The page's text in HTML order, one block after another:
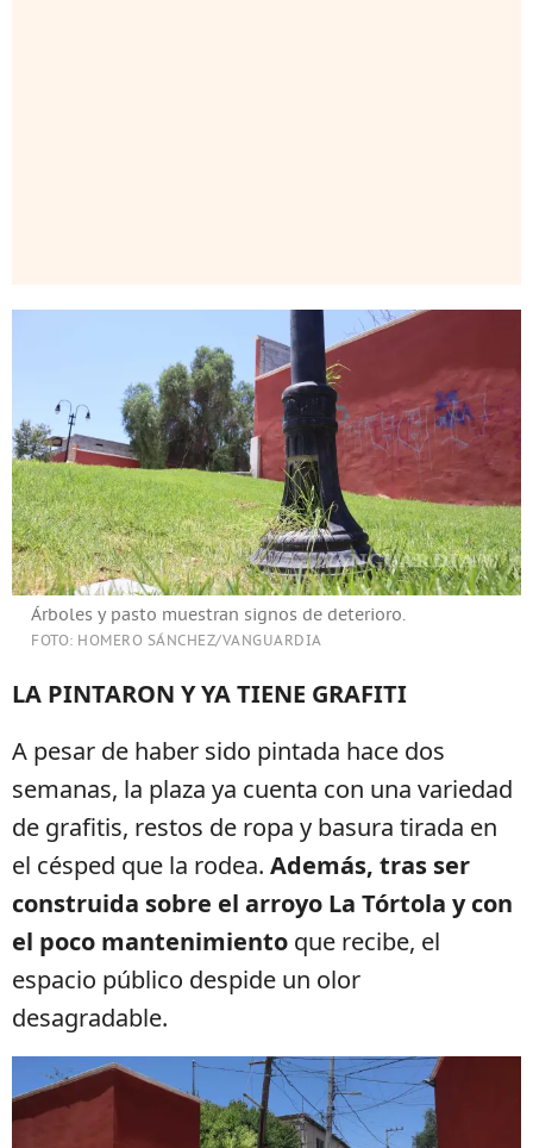
Árboles y pasto muestran signos de deterioro.
FOTO: HOMERO SÁNCHEZ/VANGUARDIA
LA PINTARON Y YA TIENE GRAFITI
A pesar de haber sido pintada hace dos
semanas, la plaza ya cuenta con una variedad
de grafitis, restos de ropa y basura tirada en
el césped que la rodea. Además, tras ser
construida sobre el arroyo La Tórtola y con
el poco mantenimiento que recibe, el
espacio público despide un olor
desagradable.